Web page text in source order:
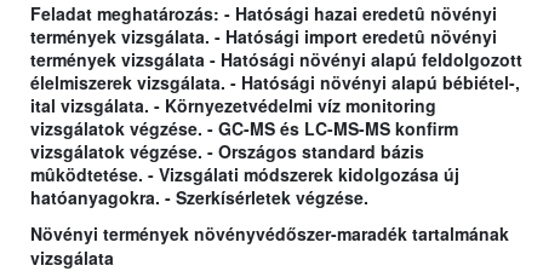
Feladat meghatározás: - Hatósági hazai eredetû növényi
termények vizsgálata. - Hatósági import eredetû növényi
termények vizsgálata - Hatósági növényi alapú feldolgozott
élelmiszerek vizsgálata. - Hatósági növényi alapú bébiétel-,
ital vizsgálata. - Környezetvédelmi víz monitoring
vizsgálatok végzése. - GC-MS és LC-MS-MS konfirm
vizsgálatok végzése. - Országos standard bázis
mûködtetése. - Vizsgálati módszerek kidolgozása új
hatóanyagokra. - Szerkísérletek végzése.
Növényi termények növényvédőszer-maradék tartalmának
vizsgálata